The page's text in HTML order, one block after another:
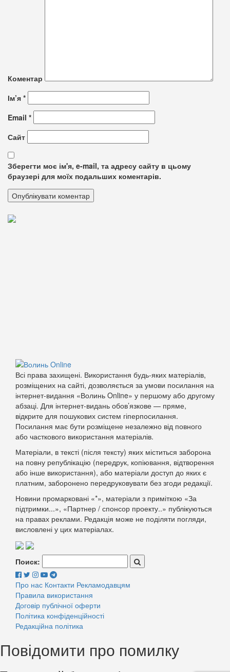
Коментар
Ім’я *
Email *
Сайт
Зберегти моє ім'я, e-mail, та адресу сайту в цьому
браузері для моїх подальших коментарів.
Всі права захищені. Використання будь-яких матеріалів,
розміщених на сайті, дозволяється за умови посилання на
інтернет-видання «Волинь Online» у першому або другому
абзаці. Для інтернет-видань обов’язкове — пряме,
відкрите для пошукових систем гіперпосилання.
Посилання має бути розміщене незалежно від повного
або часткового використання матеріалів.
Матеріали, в тексті (після тексту) яких міститься заборона
на повну републікацію (передрук, копіювання, відтворення
або інше використання), або матеріали доступ до яких є
платним, заборонено передруковувати без згоди редакції.
Новини промарковані «*», матеріали з приміткою «За
підтримки...», «Партнер / спонсор проекту..» публікуються
на правах реклами. Редакція може не поділяти погляди,
висловлені у цих матеріалах.
Поиск:
Про нас Контакти Рекламодавцям
Правила використання
Договір публічної оферти
Політика конфіденційності
Редакційна політика
Повідомити про помилку